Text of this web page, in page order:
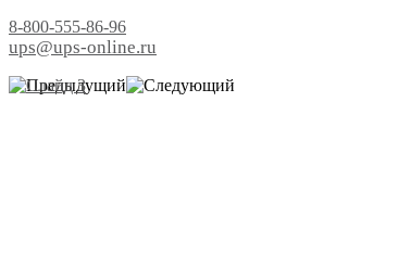
8-800-555-86-96
ups@ups-online.ru